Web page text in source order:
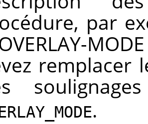
par
MODE
remplacer
.